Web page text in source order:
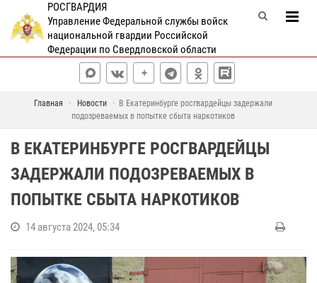
РОСГВАРДИЯ
Управление Федеральной службы войск
национальной гвардии Российской
Федерации по Свердловской области
Главная Новости
В Екатеринбурге росгвардейцы задержали
подозреваемых в попытке сбыта наркотиков
В ЕКАТЕРИНБУРГЕ РОСГВАРДЕЙЦЫ
ЗАДЕРЖАЛИ ПОДОЗРЕВАЕМЫХ В
ПОПЫТКЕ СБЫТА НАРКОТИКОВ
14 августа 2024, 05:34